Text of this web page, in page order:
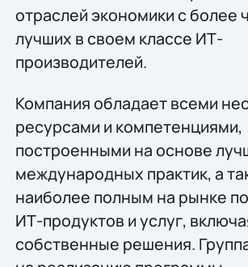
отраслей экономики с более
лучших в своем классе ИТ-
производителей.
Компания обладает всеми
ресурсами и компетенциями,
построенными на основе
международных практик, а
наиболее полным на рынке
ИТ-продуктов и услуг,
собственные решения.